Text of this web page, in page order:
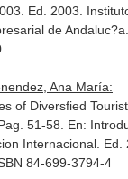
. Ed. 2003.
de
Ana María:
of Diversfied
51-58. En:
Internacional. Ed.
84-699-3794-4